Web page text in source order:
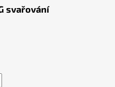
svařování